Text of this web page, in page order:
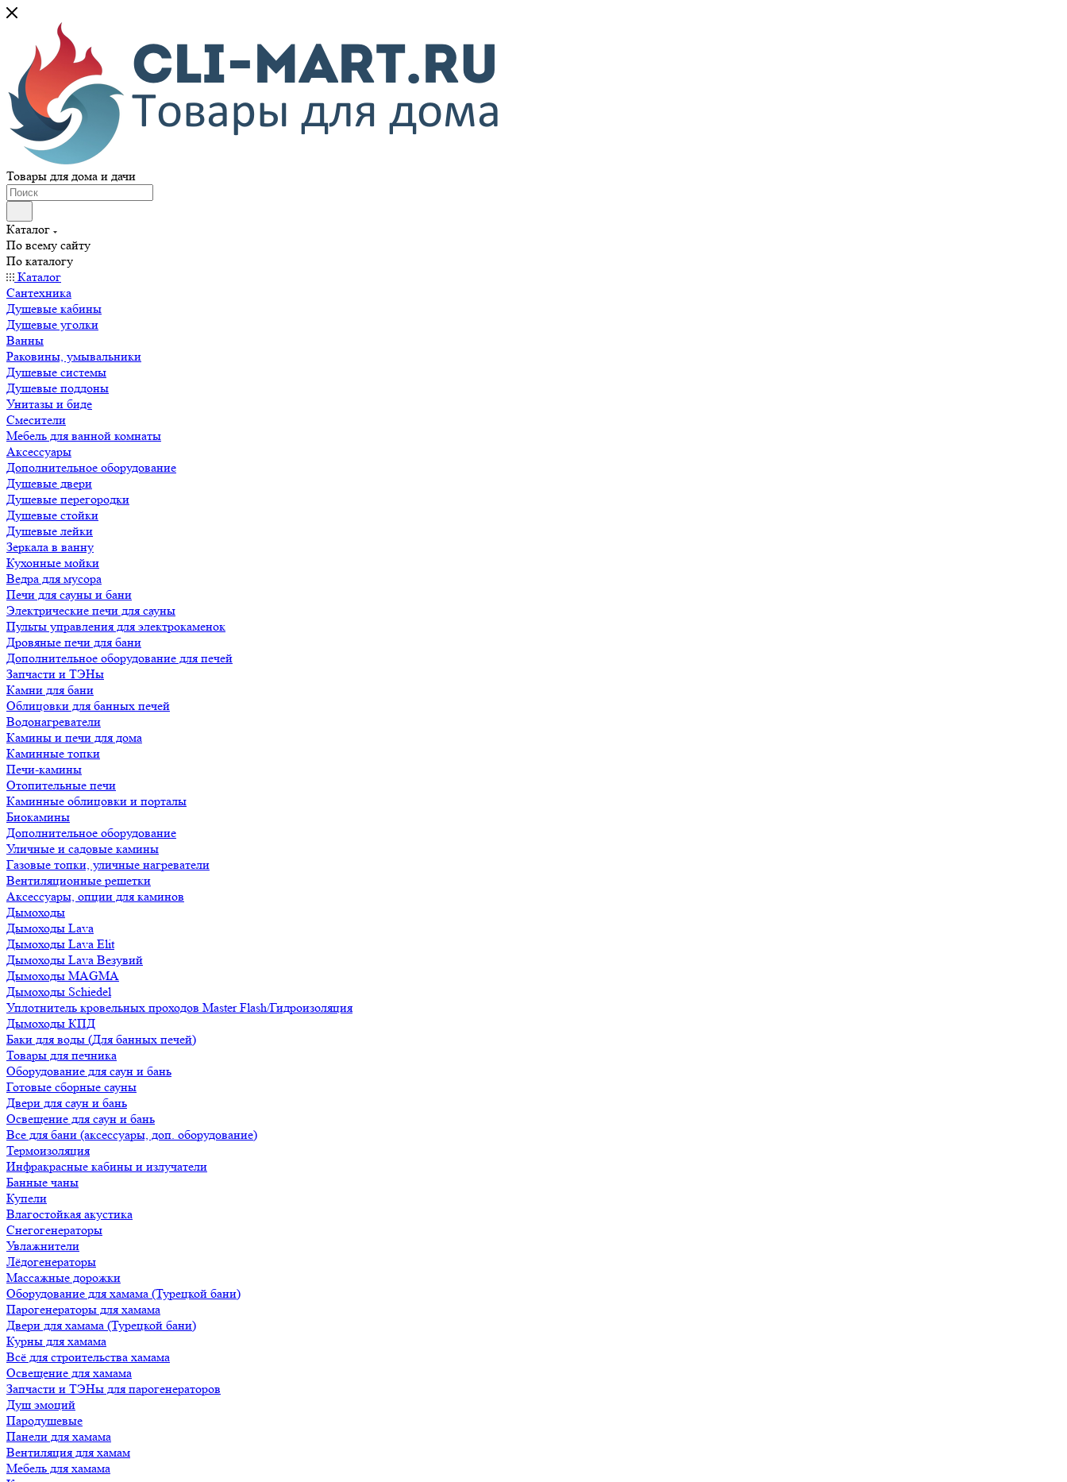
Товары для дома и дачи
Каталог
По всему сайту
По каталогу
Каталог
Сантехника
Душевые кабины
Душевые уголки
Ванны
Раковины, умывальники
Душевые системы
Душевые поддоны
Унитазы и биде
Смесители
Мебель для ванной комнаты
Аксессуары
Дополнительное оборудование
Душевые двери
Душевые перегородки
Душевые стойки
Душевые лейки
Зеркала в ванну
Кухонные мойки
Ведра для мусора
Печи для сауны и бани
Электрические печи для сауны
Пульты управления для электрокаменок
Дровяные печи для бани
Дополнительное оборудование для печей
Запчасти и ТЭНы
Камни для бани
Облицовки для банных печей
Водонагреватели
Камины и печи для дома
Каминные топки
Печи-камины
Отопительные печи
Каминные облицовки и порталы
Биокамины
Дополнительное оборудование
Уличные и садовые камины
Газовые топки, уличные нагреватели
Вентиляционные решетки
Аксессуары, опции для каминов
Дымоходы
Дымоходы Lava
Дымоходы Lava Elit
Дымоходы Lava Везувий
Дымоходы MAGMA
Дымоходы Schiedel
Уплотнитель кровельных проходов Master Flash/Гидроизоляция
Дымоходы КПД
Баки для воды (Для банных печей)
Товары для печника
Оборудование для саун и бань
Готовые сборные сауны
Двери для саун и бань
Освещение для саун и бань
Все для бани (аксессуары, доп. оборудование)
Термоизоляция
Инфракрасные кабины и излучатели
Банные чаны
Купели
Влагостойкая акустика
Снегогенераторы
Увлажнители
Лёдогенераторы
Массажные дорожки
Оборудование для хамама (Турецкой бани)
Парогенераторы для хамама
Двери для хамама (Турецкой бани)
Курны для хамама
Всё для строительства хамама
Освещение для хамама
Запчасти и ТЭНы для парогенераторов
Душ эмоций
Пародушевые
Панели для хамама
Вентиляция для хамам
Мебель для хамама